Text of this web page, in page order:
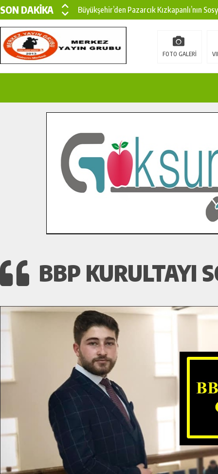
SON DAKİKA
Büyükşehir’den Pazarcık Kızkapanlı’nın
Büyükşehir’den Pazarcık Kırsalına Modern
Çin’den KSÜ’ye Uluslararası Başarı:
İlçe Jandarma Komutanı Karakaya’dan
Bertiz’in Yeni Köprüsünde Sona Doğru.
FOTO GALERİ
BBP KURULTAYI